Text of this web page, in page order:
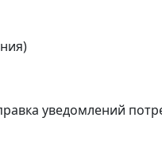
уведомлений